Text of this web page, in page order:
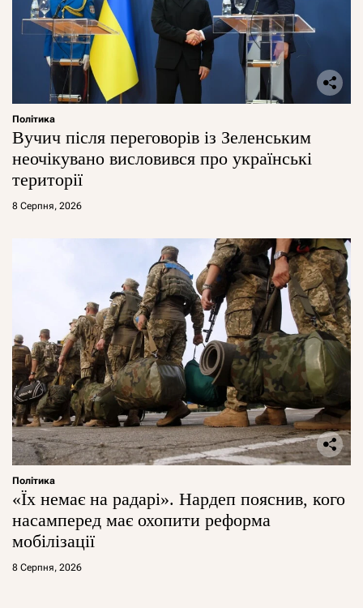
Політика
Вучич після переговорів із Зеленським
неочікувано висловився про українські
території
8 Серпня, 2026
Політика
«Їх немає на радарі». Нардеп пояснив, кого
насамперед має охопити реформа
мобілізації
8 Серпня, 2026